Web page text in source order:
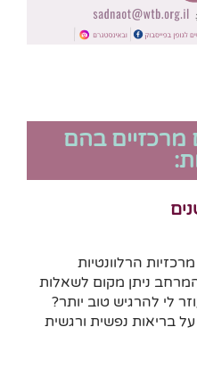
מרכזיים בהם
הרלוונטיות
ניתן מקום לשאלות
לי להרגיש טוב יותר?
בריאות נפשית ורגשית